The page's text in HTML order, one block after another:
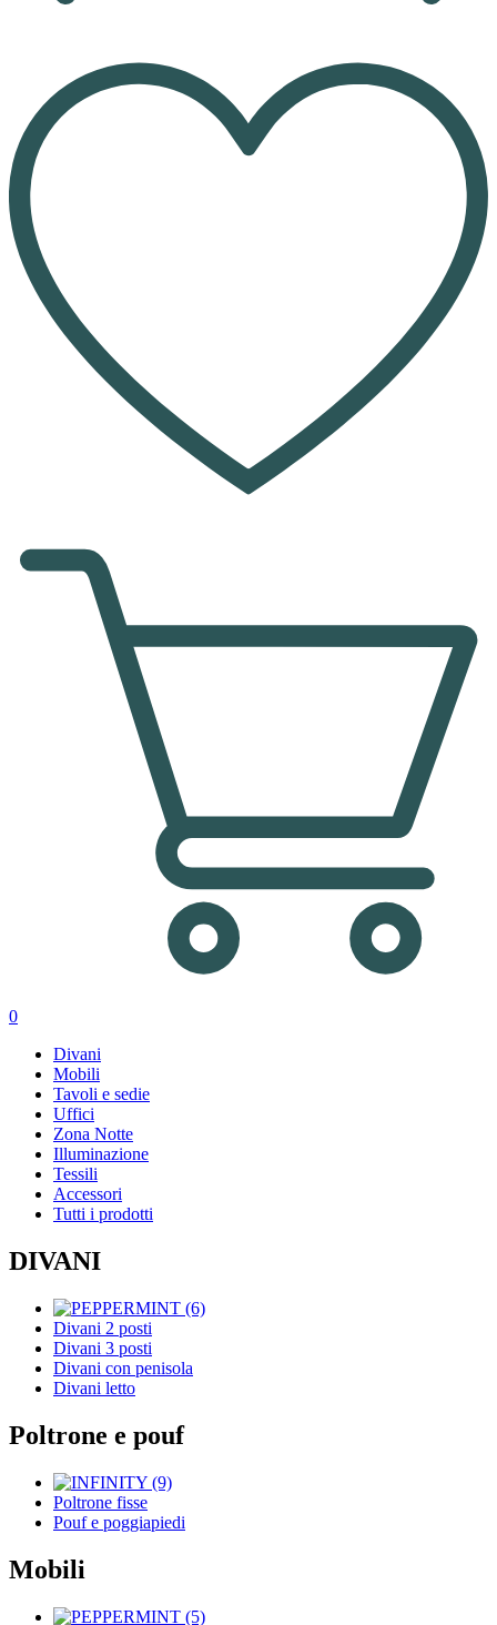
0
Divani
Mobili
Tavoli e sedie
Uffici
Zona Notte
Illuminazione
Tessili
Accessori
Tutti i prodotti
DIVANI
Divani 2 posti
Divani 3 posti
Divani con penisola
Divani letto
Poltrone e pouf
Poltrone fisse
Pouf e poggiapiedi
Mobili